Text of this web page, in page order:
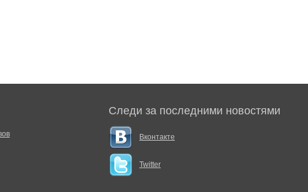
Следи за последними новостями
Вконтакте
Twitter